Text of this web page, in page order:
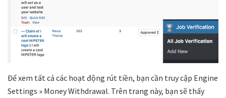
Để xem tất cả các hoạt động rút tiền, bạn cần truy cập Engine
Settings » Money Withdrawal. Trên trang này, bạn sẽ thấy